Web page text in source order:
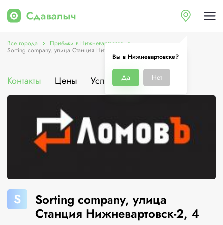
Вы в Нижневартовске?
Да Нет
Все города Приёмки в Нижневартовске
Sorting company, улица Станция Нижневартовск-2, 4
Контакты Цены Услуги О компании
S
Sorting company, улица
Станция Нижневартовск-2, 4